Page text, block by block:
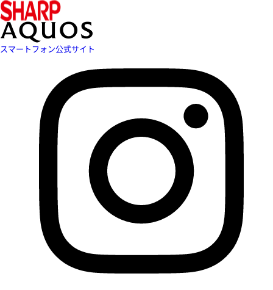
スマートフォン公式サイト